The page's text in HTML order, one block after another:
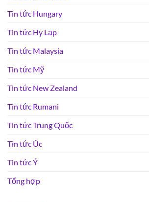
Tin tức Hungary
Tin tức Hy Lạp
Tin tức Malaysia
Tin tức Mỹ
Tin tức New Zealand
Tin tức Rumani
Tin tức Trung Quốc
Tin tức Úc
Tin tức Ý
Tổng hợp